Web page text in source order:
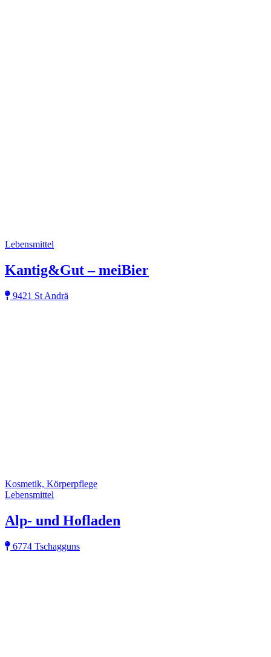
Lebensmittel
Kantig&Gut – meiBier
9421 St Andrä
Kosmetik, Körperpflege
Lebensmittel
Alp- und Hofladen
6774 Tschagguns